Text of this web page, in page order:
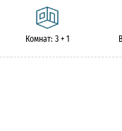
Комнат: 3 + 1